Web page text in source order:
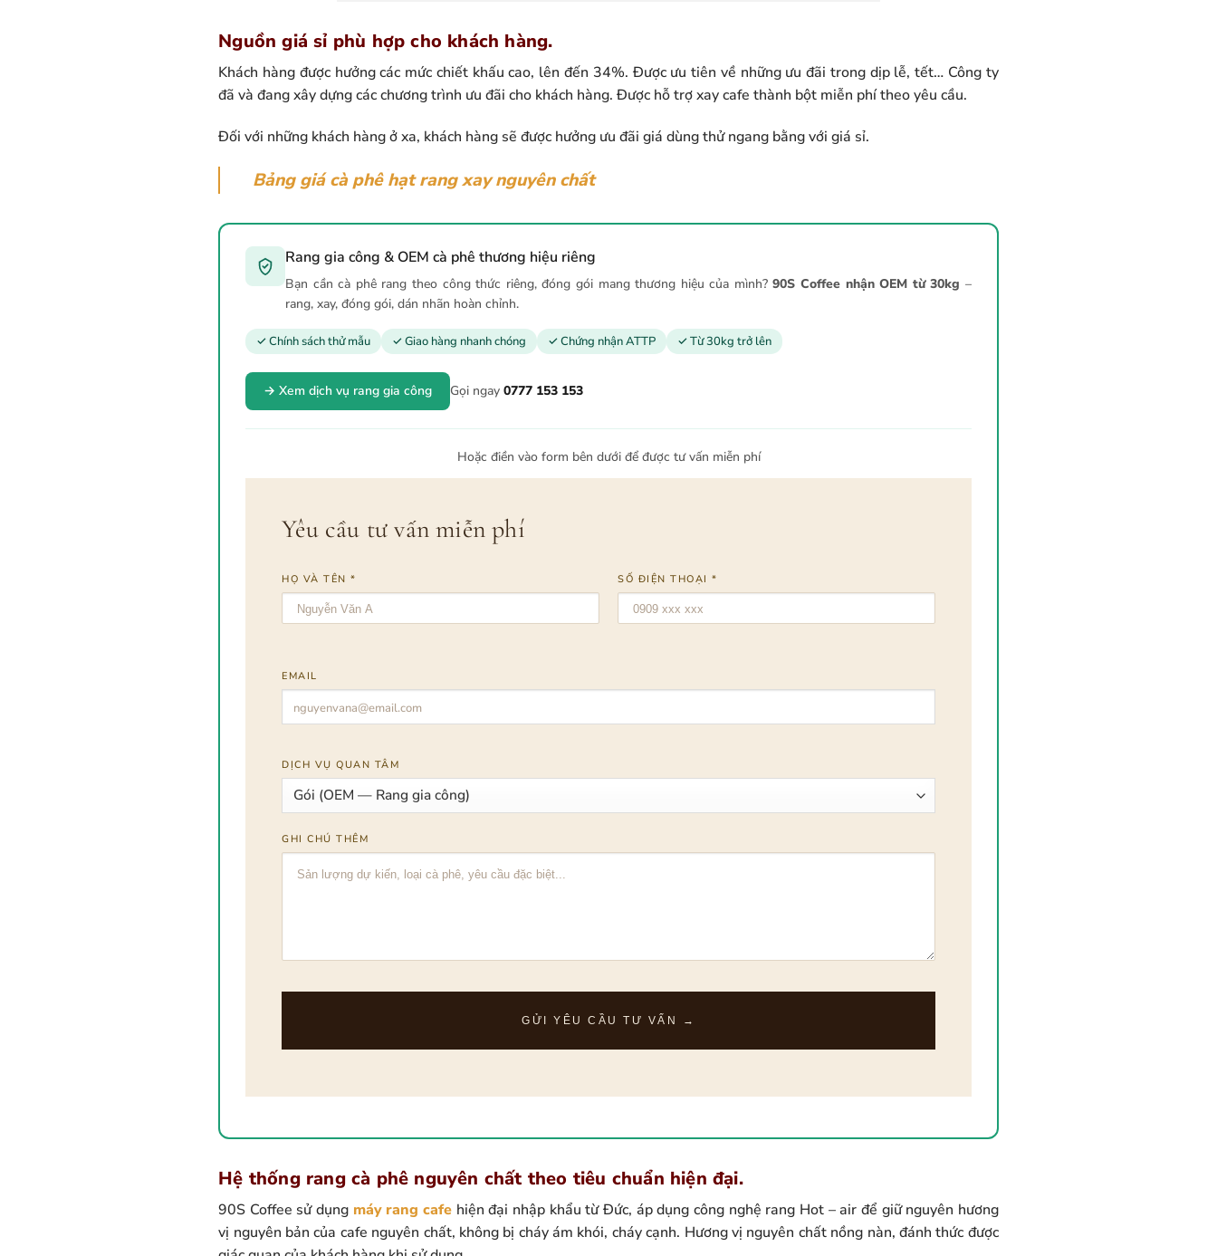
Nguồn giá sỉ phù hợp cho khách hàng.
Khách hàng được hưởng các mức chiết khấu cao, lên đến 34%. Được ưu tiên về những ưu đãi trong dịp lễ, tết… Công ty
đã và đang xây dựng các chương trình ưu đãi cho khách hàng. Được hỗ trợ xay cafe thành bột miễn phí theo yêu cầu.
Đối với những khách hàng ở xa, khách hàng sẽ được hưởng ưu đãi giá dùng thử ngang bằng với giá sỉ.
Bảng giá cà phê hạt rang xay nguyên chất
Rang gia công & OEM cà phê thương hiệu riêng
Bạn cần cà phê rang theo công thức riêng, đóng gói mang thương hiệu của mình?90S Coffee nhận OEM từ 30kg –
rang, xay, đóng gói, dán nhãn hoàn chỉnh.
✓ Chính sách thử mẫu ✓ Giao hàng nhanh chóng ✓ Chứng nhận ATTP ✓ Từ 30kg trở lên
→ Xem dịch vụ rang gia công Gọi ngay0777 153 153
Hoặc điền vào form bên dưới để được tư vấn miễn phí
Yêu cầu tư vấn miễn phí
HỌ VÀ TÊN * SỐ ĐIỆN THOẠI *
EMAIL
DỊCH VỤ QUAN TÂM
GHI CHÚ THÊM
Hệ thống rang cà phê nguyên chất theo tiêu chuẩn hiện đại.
90S Coffee sử dụng máy rang cafe hiện đại nhập khẩu từ Đức, áp dụng công nghệ rang Hot – air để giữ nguyên hương
vị nguyên bản của cafe nguyên chất, không bị cháy ám khói, cháy cạnh. Hương vị nguyên chất nồng nàn, đánh thức được